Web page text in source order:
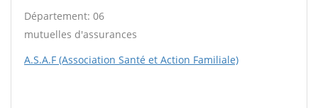
Département: 06
mutuelles d'assurances
A.S.A.F (Association Santé et Action Familiale)